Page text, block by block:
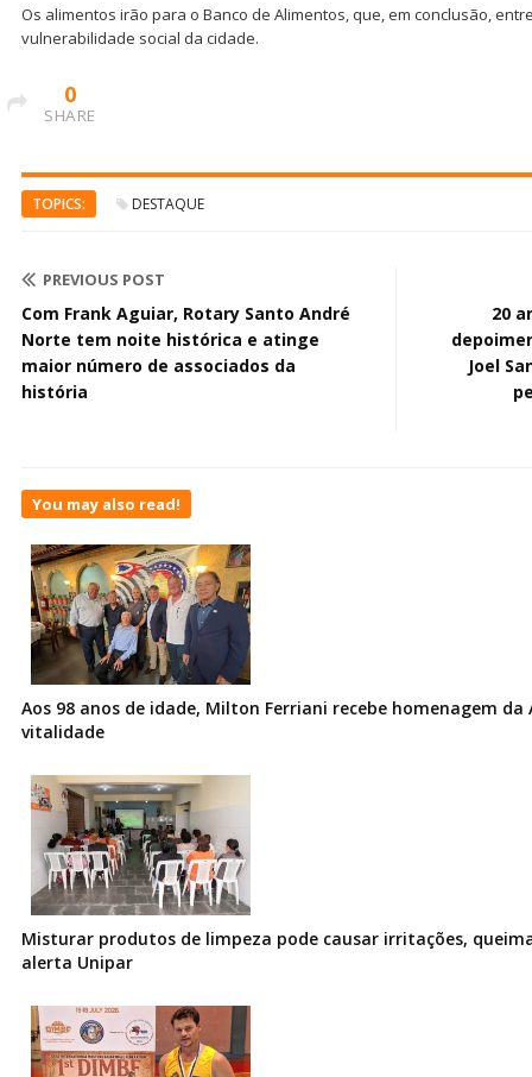
Os alimentos irão para o Banco de Alimentos, que, em conclusão,
vulnerabilidade social da cidade.
0
SHARE
TOPICS: DESTAQUE
PREVIOUS POST
Com Frank Aguiar, Rotary Santo André
Norte tem noite histórica e atinge
maior número de associados da
história
20
Joel
You may also read!
Aos 98 anos de idade, Milton Ferriani recebe homenagem da
vitalidade
Misturar produtos de limpeza pode causar irritações,
alerta Unipar